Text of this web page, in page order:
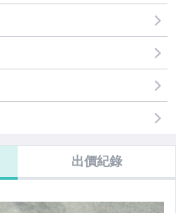
出價紀錄